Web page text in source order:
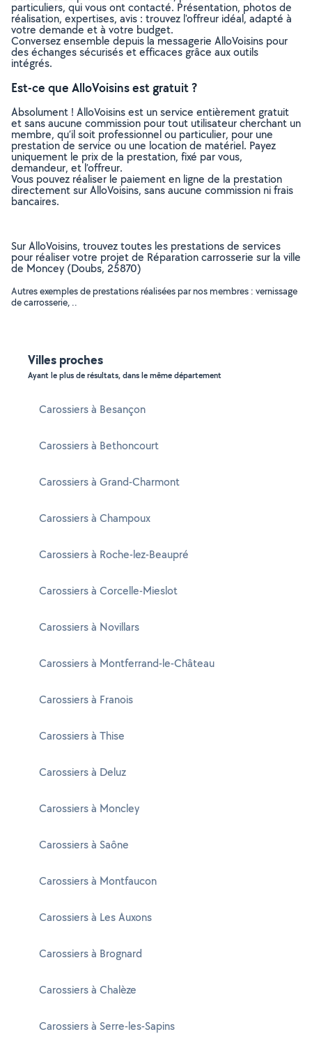
particuliers, qui vous ont contacté. Présentation, photos de
réalisation, expertises, avis : trouvez l'offreur idéal, adapté à
votre demande et à votre budget.
Conversez ensemble depuis la messagerie AlloVoisins pour
des échanges sécurisés et efficaces grâce aux outils
intégrés.
Est-ce que AlloVoisins est gratuit ?
Absolument ! AlloVoisins est un service entièrement gratuit
et sans aucune commission pour tout utilisateur cherchant un
membre, qu’il soit professionnel ou particulier, pour une
prestation de service ou une location de matériel. Payez
uniquement le prix de la prestation, fixé par vous,
demandeur, et l’offreur.
Vous pouvez réaliser le paiement en ligne de la prestation
directement sur AlloVoisins, sans aucune commission ni frais
bancaires.
Sur AlloVoisins, trouvez toutes les prestations de services
pour réaliser votre projet de Réparation carrosserie sur la ville
de Moncey (Doubs, 25870)
Autres exemples de prestations réalisées par nos membres : vernissage
de carrosserie, ..
Villes proches
Ayant le plus de résultats, dans le même département
Carossiers à Besançon
Carossiers à Bethoncourt
Carossiers à Grand-Charmont
Carossiers à Champoux
Carossiers à Roche-lez-Beaupré
Carossiers à Corcelle-Mieslot
Carossiers à Novillars
Carossiers à Montferrand-le-Château
Carossiers à Franois
Carossiers à Thise
Carossiers à Deluz
Carossiers à Moncley
Carossiers à Saône
Carossiers à Montfaucon
Carossiers à Les Auxons
Carossiers à Brognard
Carossiers à Chalèze
Carossiers à Serre-les-Sapins